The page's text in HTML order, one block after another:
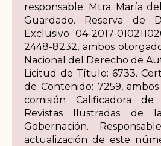
responsable: Mtra. María
Guardado. Reserva de
Exclusivo 04-2017-
2448-8232, ambos
Nacional del Derecho de
Licitud de Título: 6733.
de Contenido: 7259,
comisión Calificadora
Revistas Ilustradas de
Gobernación.
actualización de este